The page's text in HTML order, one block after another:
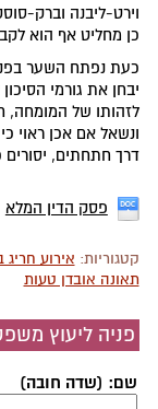
וירט-ליבנה וברק-
כן מחליט אף הוא
כעת נפתח השער בפני
יבחן את גורמי
לזהותו של המומחה,
ונשאל אם אכן ראוי
דרך חתחתים, יסורים
פסק הדין המלא
קטגוריות: אירוע חריג
תאונה אובדן טעות
פניה ליעוץ
שם: (שדה חובה)